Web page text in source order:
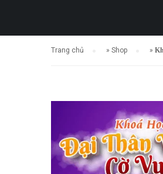
Trang chủ » Shop »